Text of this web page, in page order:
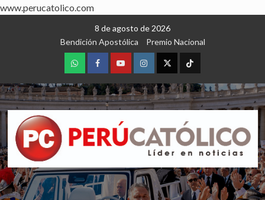
www.perucatolico.com
8 de agosto de 2026
Bendición Apostólica
Premio Nacional
WhatsAppFacebookYoutubeInstagram
X TikTok